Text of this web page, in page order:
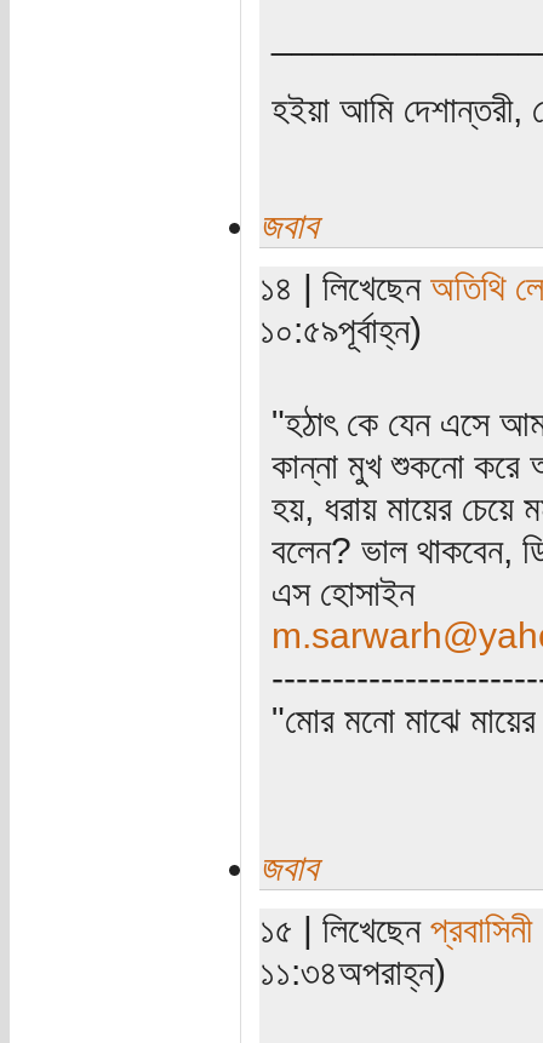
হইয়া আমি দেশান্তরী,
জবাব
১৪ | লিখেছেন অতিথি
১০:৫৯পূর্বাহ্ন)
"হঠাৎ কে যেন এসে
কান্না মুখ শুকনো
হয়, ধরায় মায়ের চেয়ে
বলেন? ভাল থাকবেন,
এস হোসাইন
"মোর মনো মাঝে
জবাব
১৫ | লিখেছেন প্রবাসিনী
১১:৩৪অপরাহ্ন)